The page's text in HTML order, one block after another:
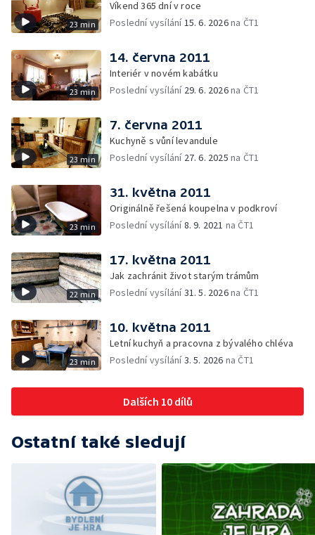
23 min
Víkend 365 dní v roce
Poslední vysílání15. 6. 2026na ČT1
23 min
14. června 2011
Interiér v novém kabátku
Poslední vysílání 29. 6. 2026na ČT1
23 min
7. června 2011
Kuchyně s vůní levandule
Poslední vysílání 27. 6. 2025 na ČT1
23 min
31. května 2011
Originálně řešená koupelna v podkroví
Poslední vysílání8. 9. 2021 na ČT1
22 min
17. května 2011
Jak zachránit život starým trámům
Poslední vysílání31. 5. 2026na ČT1
23 min
10. května 2011
Letní kuchyň a pracovna z bývalého chléva
Poslední vysílání3. 5. 2026 na ČT1
Dalších 10 dílů
Ostatní také sledují